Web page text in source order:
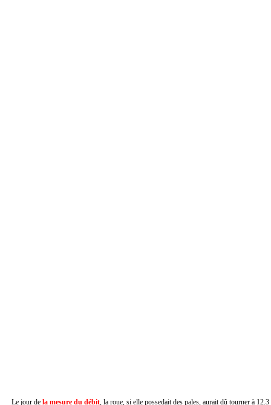
Le jour de la mesure du débit, la roue, si elle possedait des pales, aurait dû tourner à